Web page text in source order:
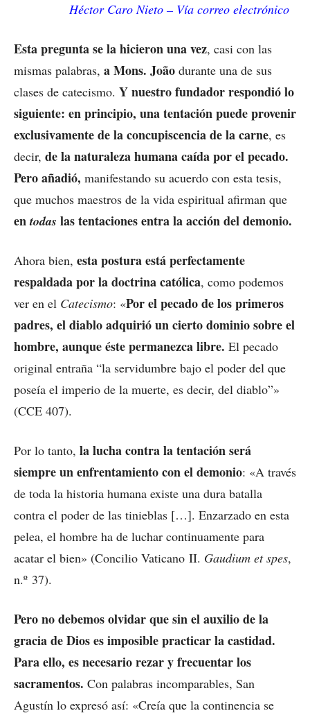
Héctor Caro Nieto – Vía correo electrónico
Esta pregunta se la hicieron una vez, casi con las
mismas palabras, a Mons. João durante una de sus
clases de catecismo. Y nuestro fundador respondió lo
siguiente: en principio, una tentación puede provenir
exclusivamente de la concupiscencia de la carne, es
decir, de la naturaleza humana caída por el pecado.
Pero añadió, manifestando su acuerdo con esta tesis,
que muchos maestros de la vida espiritual afirman que
entodas las tentaciones entra la acción del demonio.
Ahora bien, esta postura está perfectamente
respaldada por la doctrina católica, como podemos
ver en el Catecismo: «Por el pecado de los primeros
padres, el diablo adquirió un cierto dominio sobre el
hombre, aunque éste permanezca libre. El pecado
original entraña “la servidumbre bajo el poder del que
poseía el imperio de la muerte, es decir, del diablo”»
(CCE 407).
Por lo tanto, la lucha contra la tentación será
siempre un enfrentamiento con el demonio: «A través
de toda la historia humana existe una dura batalla
contra el poder de las tinieblas […]. Enzarzado en esta
pelea, el hombre ha de luchar continuamente para
acatar el bien» (Concilio Vaticano II. Gaudium et spes,
n.º 37).
Pero no debemos olvidar que sin el auxilio de la
gracia de Dios es imposible practicar la castidad.
Para ello, es necesario rezar y frecuentar los
sacramentos. Con palabras incomparables, San
Agustín lo expresó así: «Creía que la continencia se